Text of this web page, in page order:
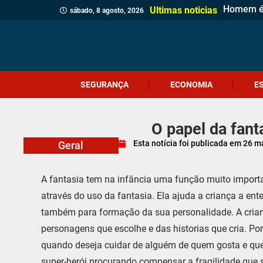
sábado, 8 agosto, 2026 Ultimas noticias Homem
Incêndio
Jovem é
Serra do
Homem
Casa de
Gol
Polícia
Polícia
Sábado
SEGURANÇA ECONOMIA
O papel da
Geral Esta notícia foi publicada em 26
A fantasia tem na infância uma função muito
através do uso da fantasia. Ela ajuda a criança a
também para formação da sua personalidade. A
personagens que escolhe e das historias que cria.
quando deseja cuidar de alguém de quem gosta e